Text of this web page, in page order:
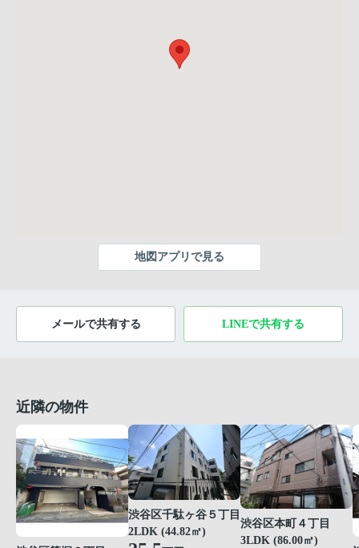
地図アプリで見る
メールで共有する LINEで共有する
近隣の物件
渋谷区千駄ヶ谷５丁目
2LDK (44.82㎡)
渋谷区本町４丁目
3LDK (86.00㎡)